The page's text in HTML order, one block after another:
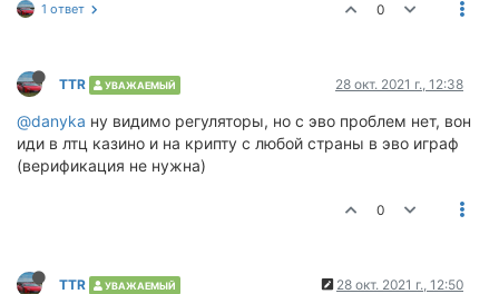
1 ответ 0
TTR УВАЖАЕМЫЙ 28 окт. 2021 г., 12:38
@danyka ну видимо регуляторы, но с эво проблем нет, вон
иди в лтц казино и на крипту с любой страны в эво играф
(верификация не нужна)
0
TTR УВАЖАЕМЫЙ 28 окт. 2021 г., 12:50